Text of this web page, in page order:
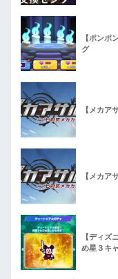
【ポンポ
グ
【メカア
【メカア
【ディズ
め星３キ